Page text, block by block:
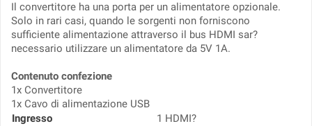
Il convertitore ha una porta per un alimentatore opzionale.
Solo in rari casi, quando le sorgenti non forniscono
sufficiente alimentazione attraverso il bus HDMI sar?
necessario utilizzare un alimentatore da 5V 1A.
Contenuto confezione
1x Convertitore
1x Cavo di alimentazione USB
Ingresso
1 HDMI?